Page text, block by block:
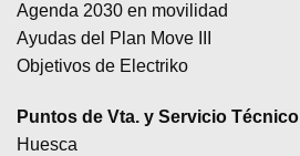
Agenda 2030 en movilidad
Ayudas del Plan Move III
Objetivos de Electriko
Puntos de Vta. y Servicio Técnico
Huesca